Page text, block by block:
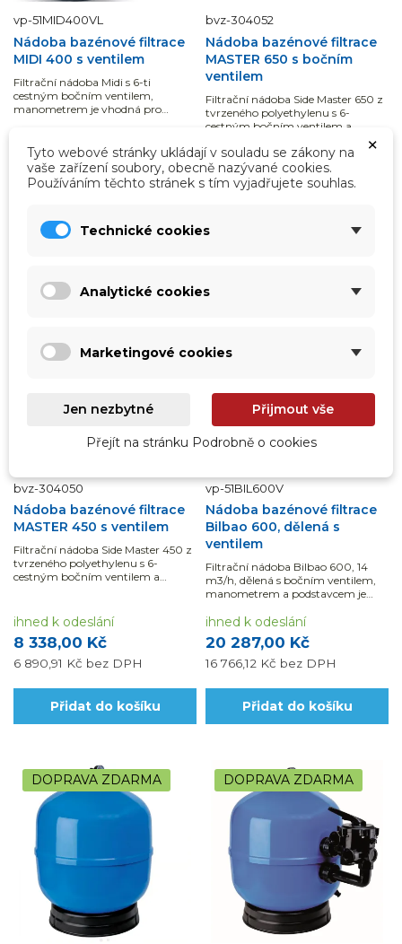
vp-51MID400VL
Nádoba bazénové filtrace
MIDI 400 s ventilem
Filtrační nádoba Midi s 6-ti
cestným bočním ventilem,
manometrem je vhodná pro
9 229,00 Kč
ihned k odeslání
Přidat do košíku
bvz-304052
Nádoba bazénové filtrace
MASTER 650 s bočním
ventilem
Filtrační nádoba Side Master 650 z
tvrzeného polyethylenu s 6-
cestným bočním ventilem a
bazény do 70 m3.
12 326,00 Kč
10 186,78 Kč
ihned k odeslání
bvz-304050
Nádoba bazénové filtrace
MASTER 450 s ventilem
Filtrační nádoba Side Master 450 z
tvrzeného polyethylenu s 6-
cestným bočním ventilem a
8 338,00 Kč
6 890,91 Kč bez DPH
ihned k odeslání
Přidat do košíku
vp-51BIL600V
Nádoba bazénové filtrace
Bilbao 600, dělená s
ventilem
Filtrační nádoba Bilbao 600, 14
m3/h, dělená s bočním ventilem,
manometrem a podstavcem je
20 287,00 Kč
16 766,12 Kč bez DPH
ihned k odeslání
Přidat do košíku
DOPRAVA ZDARMA DOPRAVA ZDARMA
×
Tyto webové stránky ukládají v souladu se zákony na
vaše zařízení soubory, obecně nazývané cookies.
Používáním těchto stránek s tím vyjadřujete souhlas.
Technické cookies
Analytické cookies
Marketingové cookies
Jen nezbytné Přijmout vše
Přejít na stránku Podrobně o cookies